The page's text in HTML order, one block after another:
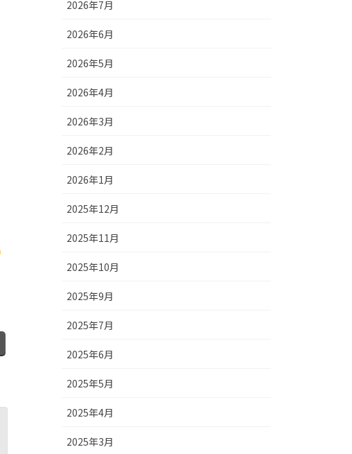
2026年7月
2026年6月
2026年5月
2026年4月
2026年3月
2026年2月
2026年1月
2025年12月
2025年11月
2025年10月
2025年9月
2025年7月
2025年6月
2025年5月
2025年4月
2025年3月